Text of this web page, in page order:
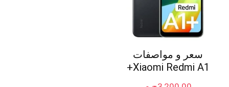
سعر و مواصفات
Xiaomi Redmi A1+